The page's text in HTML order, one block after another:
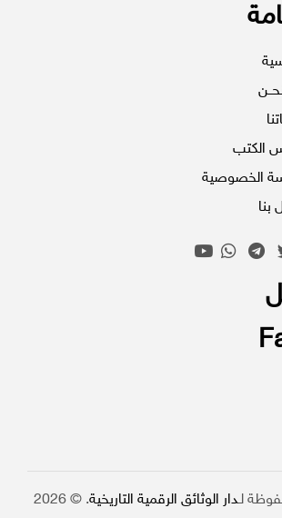
الخصوصية
لـ دار الوثائق الرقمية التاريخية. © 2026